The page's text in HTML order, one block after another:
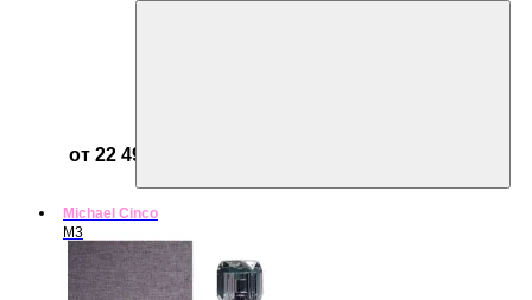
от 22 499 ₽
Michael Cinco
M3